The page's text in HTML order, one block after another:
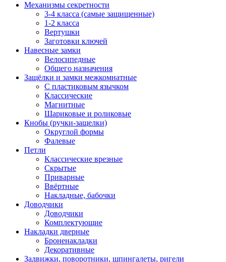
Механизмы секретности
3-4 класса (самые защищенные)
1-2 класса
Вертушки
Заготовки ключей
Навесные замки
Велосипедные
Общего назначения
Защёлки и замки межкомнатные
С пластиковым язычком
Классические
Магнитные
Шариковые и роликовые
Кнобы (ручки-защелки)
Округлой формы
Фалевые
Петли
Классические врезные
Скрытые
Приварные
Ввёртные
Накладные, бабочки
Доводчики
Доводчики
Комплектующие
Накладки дверные
Броненакладки
Декоративные
Задвижки, поворотники, шпингалеты, ригели